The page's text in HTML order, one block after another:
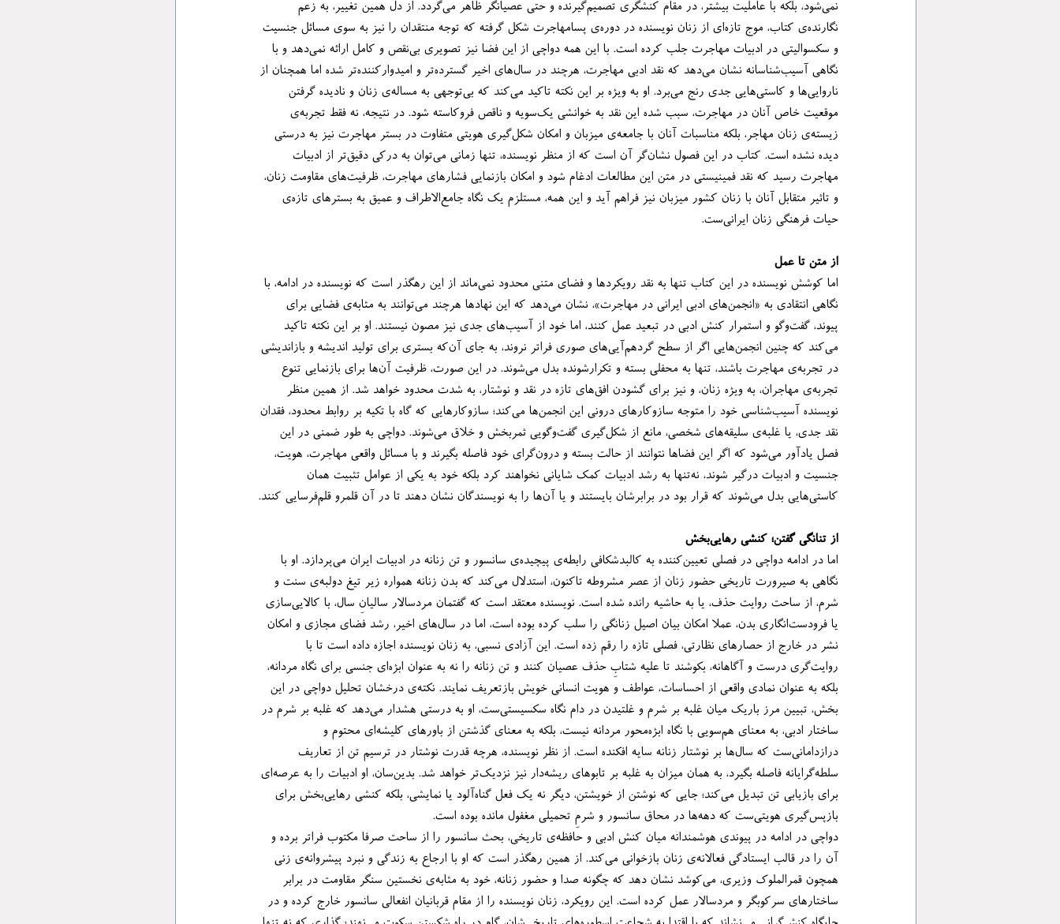
نمی‌شود، بلکه با عاملیت بیشتر، در مقام کنشگری تصمیم‌گیرنده و حتی عصیانگر ظاهر می‌گردد. از دل همین تغییر، به زعم
نگارنده‌ی کتاب، موج تازه‌ای از زنان نویسنده در دوره‌ی پسامهاجرت شکل گرفته که توجه منتقدان را نیز به سوی مسائل جنسیت
و سکسوالیتی در ادبیات مهاجرت جلب کرده است. با این همه دواچی از این فضا نیز تصویری بی‌نقص و کامل ارائه نمی‌دهد و با
نگاهی آسیب‌شناسانه نشان می‌دهد که نقد ادبی مهاجرت، هرچند در سال‌های اخیر گسترده‌تر و امیدوارکننده‌تر شده اما همچنان از
ناروایی‌ها و کاستی‌هایی جدی رنج می‌برد. او به ویژه بر این نکته تاکید می‌کند که بی‌توجهی به مساله‌ی زنان و نادیده گرفتن
موقعیت خاص آنان در مهاجرت، سبب شده این نقد به خوانشی یک‌سویه و ناقص فروکاسته شود. در نتیجه، نه فقط تجربه‌ی
زیسته‌ی زنان مهاجر، بلکه مناسبات آنان با جامعه‌ی میزبان و امکان شکل‌گیری هویتی متفاوت در بستر مهاجرت نیز به درستی
دیده نشده است. کتاب در این فصول نشان‌گر آن است که از منظر نویسنده، تنها زمانی می‌توان به درکی دقیق‌تر از ادبیات
مهاجرت رسید که نقد فمینیستی در متن این مطالعات ادغام شود و امکان بازنمایی فشارهای مهاجرت، ظرفیت‌های مقاومت زنان،
و تاثیر متقابل آنان با زنان کشور میزبان نیز فراهم آید و این همه، مستلزم یک نگاه جامع‌الاطراف و عمیق به بسترهای تازه‌ی
حیات فرهنگی زنان ایرانی‌ست.
از متن تا عمل
اما کوشش نویسنده در این کتاب تنها به نقد رویکردها و فضای متنی محدود نمی‌ماند از این رهگذر است که نویسنده در ادامه، با
نگاهی انتقادی به «انجمن‌های ادبی ایرانی در مهاجرت»، نشان می‌دهد که این نهادها هرچند می‌توانند به مثابه‌ی فضایی برای
پیوند، گفت‌وگو و استمرار کنش ادبی در تبعید عمل کنند، اما خود از آسیب‌های جدی نیز مصون نیستند. او بر این نکته تاکید
می‌کند که چنین انجمن‌هایی اگر از سطح گردهم‌آیی‌های صوری فراتر نروند، به جای آن‌که بستری برای تولید اندیشه و بازاندیشی
در تجربه‌ی مهاجرت باشند، تنها به محفلی بسته و تکرارشونده بدل می‌شوند. در این صورت، ظرفیت‌ آن‌ها برای بازنمایی تنوع
تجربه‌ی مهاجران، به ویژه زنان، و نیز برای گشودن افق‌های تازه در نقد و نوشتار، به شدت محدود خواهد شد. از همین منظر
نویسنده آسیب‌شناسی خود را متوجه سازوکارهای درونی این انجمن‌ها می‌کند؛ سازوکارهایی که گاه با تکیه بر روابط محدود، فقدان
نقد جدی، یا غلبه‌ی سلیقه‌های شخصی، مانع از شکل‌گیری گفت‌وگویی ثمربخش و خلاق می‌شوند. دواچی به طور ضمنی در این
فصل یادآور می‌شود که اگر این فضاها نتوانند از حالت بسته و درون‌گرای خود فاصله بگیرند و با مسائل واقعی مهاجرت، هویت،
جنسیت و ادبیات درگیر شوند، نه‌تنها به رشد ادبیات کمک شایانی نخواهند کرد بلکه خود به یکی از عوامل تثبیت همان
کاستی‌هایی بدل می‌شوند که قرار بود در برابرشان بایستند و یا آن‌ها را به نویسندگان نشان دهند تا در آن قلمرو قلم‌فرسایی کنند.
از تنانگی گفتن؛ کنشی رهایی‌بخش
اما در ادامه دواچی در فصلی تعیین‌کننده به کالبدشکافی رابطه‌ی پیچیده‌ی سانسور و تن زنانه در ادبیات ایران می‌پردازد. او با
نگاهی به صیرورت تاریخی حضور زنان از عصر مشروطه تاکنون، استدلال می‌کند که بدن زنانه همواره زیر تیغ دولبه‌ی سنت و
شرم، از ساحت روایت حذف، یا به حاشیه رانده شده است. نویسنده معتقد است که گفتمان مردسالار سالیانِ سال، با کالایی‌سازی
یا فرودست‌ا‌نگاری بدن، عملا امکان بیان اصیل زنانگی را سلب کرده بوده است، اما در سال‌های اخیر، رشد فضای مجازی و امکان
نشر در خارج از حصارهای نظارتی، فصلی تازه را رقم زده است. این آزادی نسبی، به زنان نویسنده اجازه داده است تا با
روایت‌گری درست و آگاهانه، بکوشند تا علیه شتابِ حذف عصیان کنند و تن زنانه را نه به عنوان ابژه‌ای جنسی برای نگاه مردانه،
بلکه به عنوان نمادی واقعی از احساسات، عواطف و هویت انسانی خویش بازتعریف نمایند. نکته‌ی درخشان تحلیل دواچی در این
بخش، تبیین مرز باریک میان غلبه بر شرم و غلتیدن در دام نگاه سکسیستی‌ست، او به درستی هشدار می‌دهد که غلبه بر شرم در
ساختار ادبی، به معنای هم‌سویی با نگاه ابژه‌محور مردانه نیست، بلکه به معنای گذشتن از باورهای کلیشه‌ای محتوم و
درازدامانی‌ست که سال‌ها بر نوشتار زنانه سایه افکنده است. از نظر نویسنده، هرچه قدرت نوشتار در ترسیم تن از تعاریف
سلطه‌گرایانه فاصله بگیرد، به همان میزان به غلبه بر تابوهای ریشه‌دار نیز نزدیک‌تر خواهد شد. بدین‌سان، او ادبیات را به عرصه‌ای
برای بازیابی تن تبدیل می‌کند؛ جایی که نوشتن از خویشتن، دیگر نه یک فعل گناه‌آلود یا نمایشی، بلکه کنشی رهایی‌بخش برای
بازپس‌گیری هویتی‌ست که دهه‌ها در محاق سانسور و شرمِ تحمیلی مغفول مانده بوده است.
دواچی در ادامه در پیوندی هوشمندانه میان کنش ادبی و حافظه‌ی تاریخی، بحث سانسور را از ساحت صرفا مکتوب فراتر برده و
آن را در قالب ایستادگی فعالانه‌ی زنان بازخوانی می‌کند. از همین رهگذر است که او با ارجاع به زندگی و نبرد پیشروانه‌ی زنی
همچون قمرالملوک وزیری، می‌کوشد نشان ‌دهد که چگونه صدا و حضور زنانه، خود به مثابه‌ی نخستین سنگر مقاومت در برابر
ساختارهای سرکوبگر و مردسالار عمل کرده است. این رویکرد، زنان نویسنده را از مقام قربانیان انفعالی سانسور خارج کرده و در